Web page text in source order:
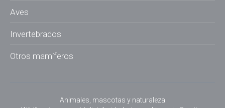
Aves
Invertebrados
Otros mamíferos
Animales, mascotas y naturaleza